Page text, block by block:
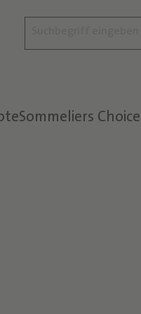
Sommeliers Choice